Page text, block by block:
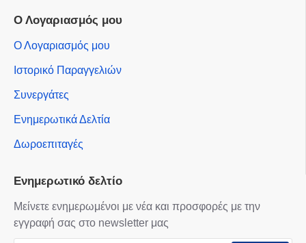
Ο Λογαριασμός μου
Ο Λογαριασμός μου
Ιστορικό Παραγγελιών
Συνεργάτες
Ενημερωτικά Δελτία
Δωροεπιταγές
Ενημερωτικό δελτίο
Μείνετε ενημερωμένοι με νέα και προσφορές με την
εγγραφή σας στο newsletter μας